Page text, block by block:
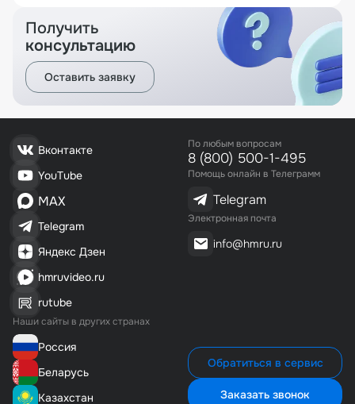
Получить
консультацию
Оставить заявку
Вконтакте
YouTube
MAX
Telegram
Яндекс Дзен
hmruvideo.ru
rutube
Наши сайты в других странах
Россия
Беларусь
Казахстан
По любым вопросам
8 (800) 500-1-495
Помощь онлайн в Телеграмм
Telegram
Электронная почта
info@hmru.ru
Обратиться в сервис
Заказать звонок